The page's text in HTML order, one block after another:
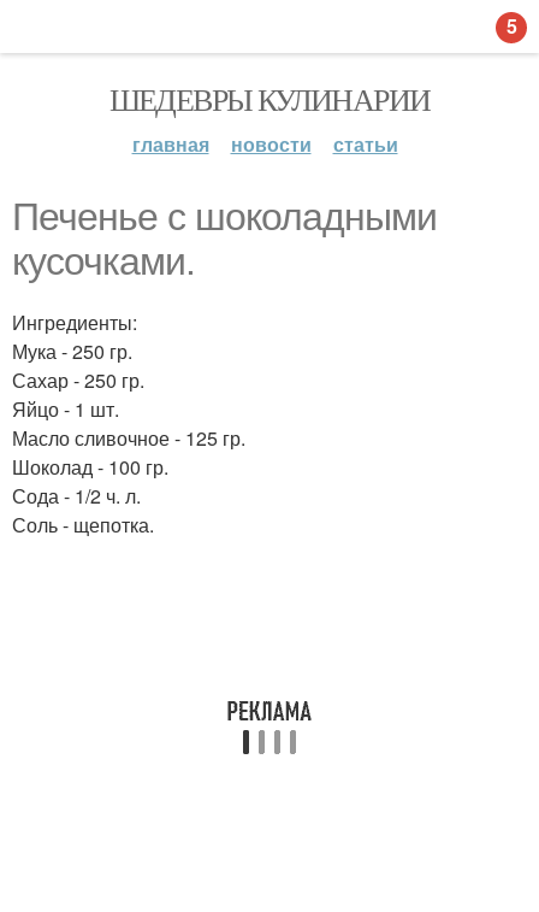
ШЕДЕВРЫ КУЛИНАРИИ
главная новости статьи
Печенье с шоколадными
кусочками.
Ингредиенты:
Мука - 250 гр.
Сахар - 250 гр.
Яйцо - 1 шт.
Масло сливочное - 125 гр.
Шоколад - 100 гр.
Сода - 1/2 ч. л.
Соль - щепотка.
5